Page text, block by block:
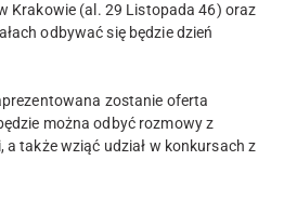
Krakowie (al. 29 Listopada 46) oraz
odbywać się będzie dzień
zostanie oferta
można odbyć rozmowy z
także wziąć udział w konkursach z